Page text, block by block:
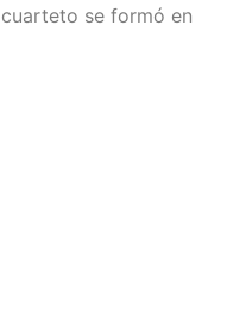
se formó en